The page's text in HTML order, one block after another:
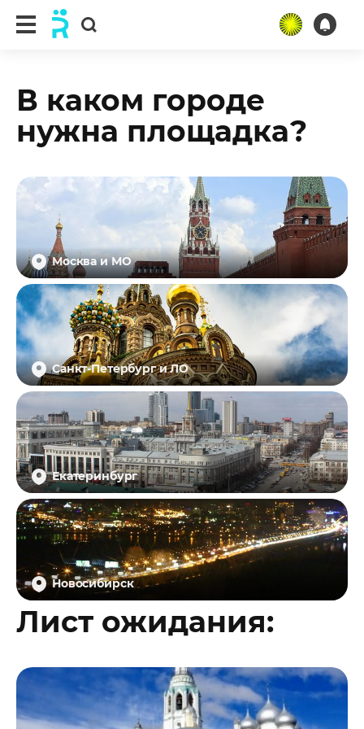
В каком городе
нужна площадка?
Москва и МО
Санкт-Петербург и ЛО
Екатеринбург
Новосибирск
Лист ожидания: